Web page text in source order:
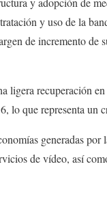
y uso de la
de incremento de
ligera recuperación
lo que representa un
generadas por
de vídeo, así